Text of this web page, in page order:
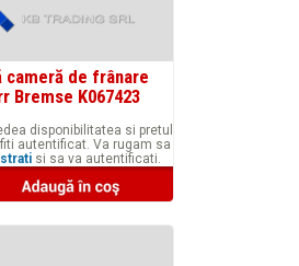
cameră de frânare
Bremse K067423
disponibilitatea si pretul
autentificat. Va rugam sa
si sa va autentificati.